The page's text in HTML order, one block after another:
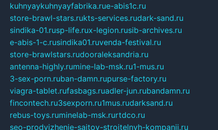
kuhnyaykuhnyayfabrika.rue-abis1c.ru
store-brawl-stars.rukts-services.rudark-sand.ru
sindika-01.rusp-life.rux-legion.rusib-archives.ru
e-abis-1-c.rusindika01.ruvenda-festival.ru
store-brawlstars.rudooraleksandria.ru
antenna-highly.rumine-lab-msk.ru1-mus.ru
3-sex-porn.ruban-damn.rupurse-factory.ru
viagra-tablet.rufasbags.ruadler-jun.rubandamn.ru
fincontech.ru3sexporn.ru1mus.rudarksand.ru
rebus-toys.ruminelab-msk.rurtdco.ru
seo-prodvizhenie-sajtov-stroitelnyh-kompanij.ru